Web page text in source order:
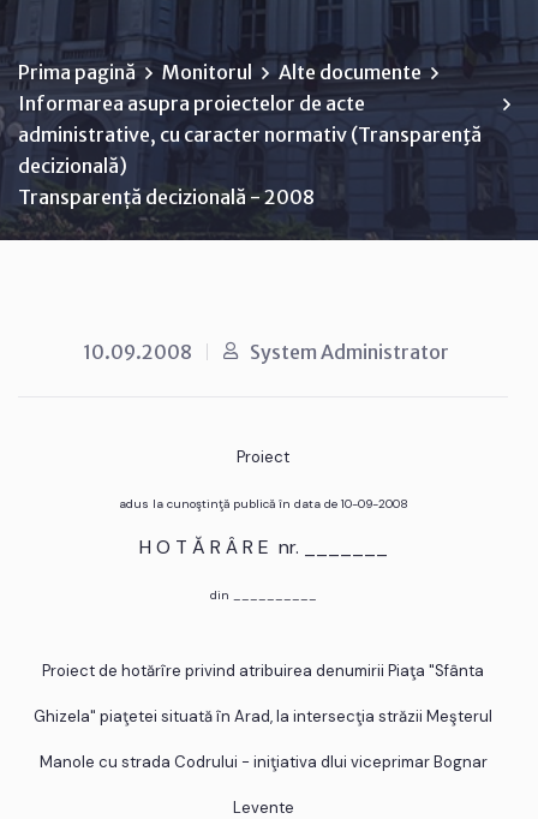
Prima pagină Monitorul
Alte documente
Informarea asupra proiectelor de acte
administrative, cu caracter normativ (Transparenţă
decizională)
Transparență decizională - 2008
10.09.2008 System Administrator
Proiect
adus la cunoştinţă publică în data de 10-09-2008
H O T Ă R Â R E nr. _______
din __________
Proiect de hotărîre privind atribuirea denumirii Piaţa "Sfânta
Ghizela" piaţetei situată în Arad, la intersecţia străzii Meşterul
Manole cu strada Codrului - iniţiativa dlui viceprimar Bognar
Levente